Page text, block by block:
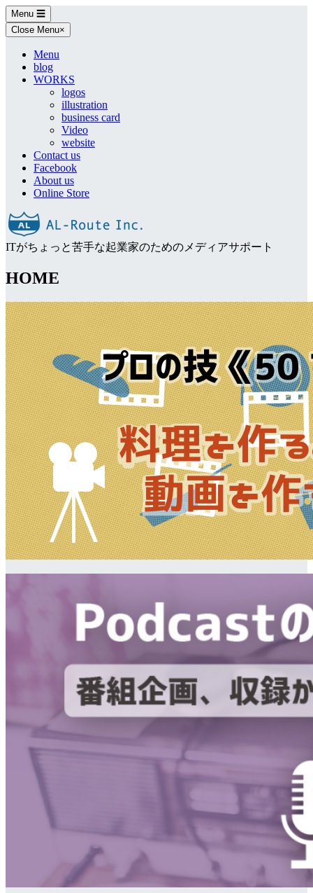
Skip
to
content
Menu ☰
Close Menu×
Menu
blog
WORKS
logos
illustration
business card
Video
website
Contact us
Facebook
About us
Online Store
ITがちょっと苦手な起業家のためのメディアサポート
HOME